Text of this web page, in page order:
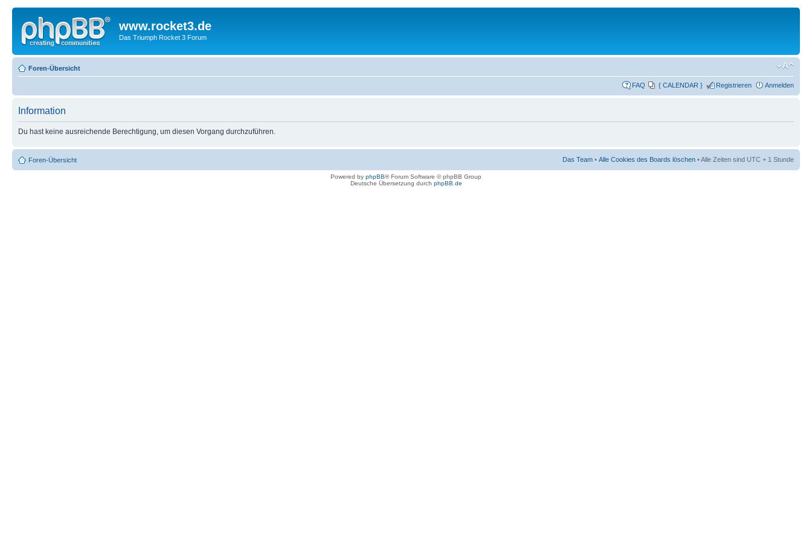
www.rocket3.de
Das Triumph Rocket 3 Forum
Foren-Übersicht
FAQ { CALENDAR } Registrieren Anmelden
Information
Du hast keine ausreichende Berechtigung, um diesen Vorgang durchzuführen.
Foren-Übersicht Das Team • Alle Cookies des Boards löschen • Alle Zeiten sind UTC + 1 Stunde
Powered by phpBB® Forum Software © phpBB Group
Deutsche Übersetzung durch phpBB.de